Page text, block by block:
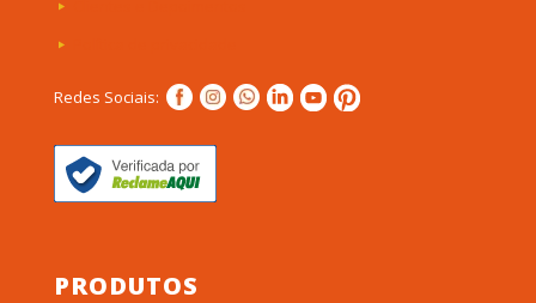
Redes Sociais:
PRODUTOS